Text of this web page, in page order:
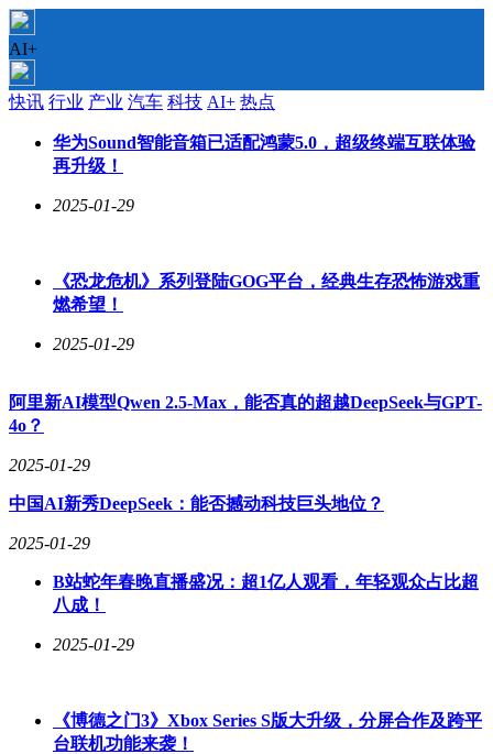
AI+
快讯 行业 产业 汽车 科技 AI+ 热点
华为Sound智能音箱已适配鸿蒙5.0，超级终端互联体验
再升级！
2025-01-29
《恐龙危机》系列登陆GOG平台，经典生存恐怖游戏重
燃希望！
2025-01-29
阿里新AI模型Qwen 2.5-Max，能否真的超越DeepSeek与GPT-
4o？
2025-01-29
中国AI新秀DeepSeek：能否撼动科技巨头地位？
2025-01-29
B站蛇年春晚直播盛况：超1亿人观看，年轻观众占比超
八成！
2025-01-29
《博德之门3》Xbox Series S版大升级，分屏合作及跨平
台联机功能来袭！